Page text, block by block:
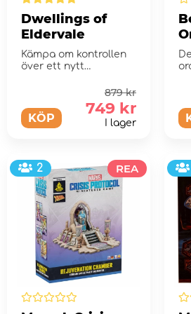
Dwellings of
Eldervale
Kämpa om kontrollen
över ett nytt
arbetarplaceringsspel
KÖP
879 kr
749 kr
I lager
2 REA